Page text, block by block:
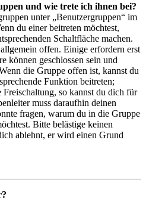
und wie trete ich ihnen bei?
unter „Benutzergruppen“ im
du einer beitreten möchtest,
Schaltfläche machen.
offen. Einige erfordern erst
können geschlossen sein und
die Gruppe offen ist, kannst du
Funktion beitreten;
so kannst du dich für
muss daraufhin deinen
fragen, warum du in die Gruppe
Bitte belästige keinen
ablehnt, er wird einen Grund